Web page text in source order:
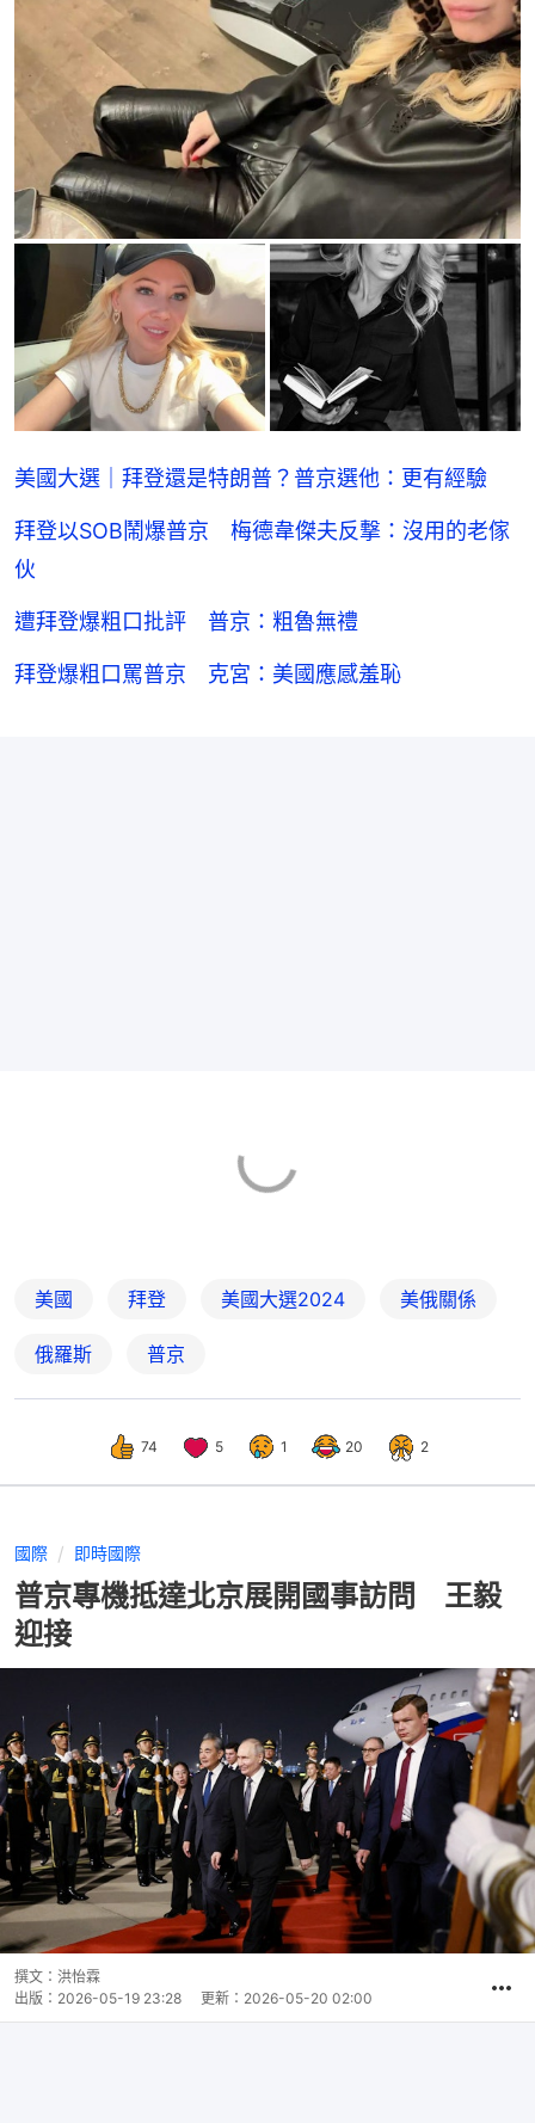
美國大選｜拜登還是特朗普？普京選他：更有經驗
拜登以SOB鬧爆普京 梅德韋傑夫反撃：沒用的老傢
伙
遭拜登爆粗口批評 普京：粗魯無禮
拜登爆粗口罵普京 克宮：美國應感羞恥
美國 拜登 美國大選2024 美俄關係
俄羅斯 普京
74 5 1 20 2
國際 即時國際
普京專機抵達北京展開國事訪問 王毅
迎接
撰文： 洪怡霖
出版： 2026-05-19 23:28 更新： 2026-05-20 02:00